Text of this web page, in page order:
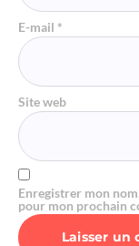
E-mail *
Site web
Enregistrer mon
pour mon prochain